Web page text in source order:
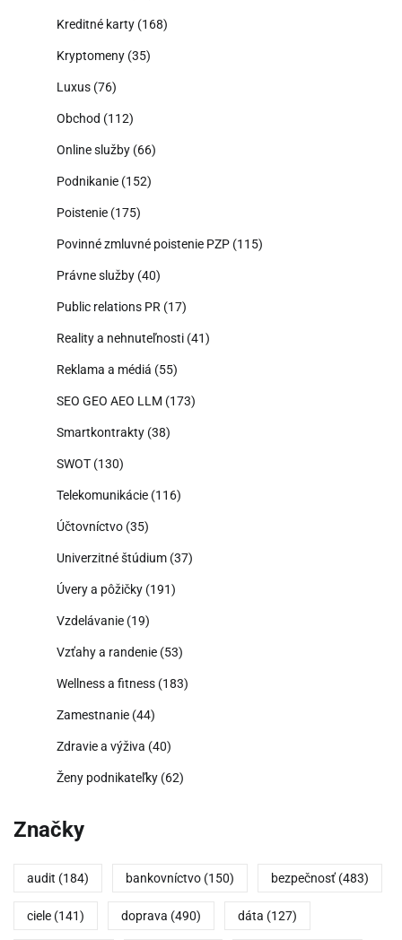
Kreditné karty (168)
Kryptomeny (35)
Luxus (76)
Obchod (112)
Online služby (66)
Podnikanie (152)
Poistenie (175)
Povinné zmluvné poistenie PZP (115)
Právne služby (40)
Public relations PR (17)
Reality a nehnuteľnosti (41)
Reklama a médiá (55)
SEO GEO AEO LLM (173)
Smartkontrakty (38)
SWOT (130)
Telekomunikácie (116)
Účtovníctvo (35)
Univerzitné štúdium (37)
Úvery a pôžičky (191)
Vzdelávanie (19)
Vzťahy a randenie (53)
Wellness a fitness (183)
Zamestnanie (44)
Zdravie a výživa (40)
Ženy podnikateľky (62)
Značky
audit (184) bankovníctvo (150) bezpečnosť (483)
ciele (141) doprava (490) dáta (127)